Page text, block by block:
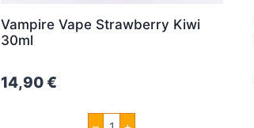
Vampire Vape Strawberry Kiwi
30ml
14,90€
Vampire